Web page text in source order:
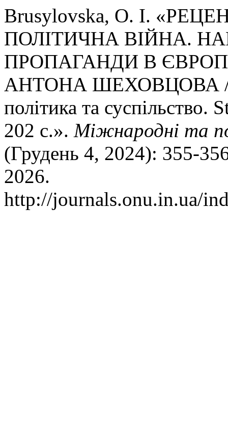
Brusylovska, O. I.
ПОЛІТИЧНА ВІЙНА.
ПРОПАГАНДИ В ЄВРОПІ
АНТОНА ШЕХОВЦОВА /
політика та
202 с.». Міжнародні та
(Грудень 4, 2024): 355-
2026.
http://journals.onu.in.ua/